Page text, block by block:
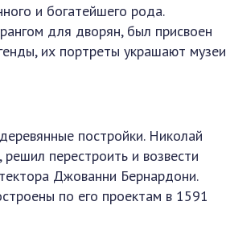
и богатейшего рода.
для дворян, был присвоен
их портреты украшают музеи
постройки. Николай
перестроить и возвести
Джованни Бернардони.
по его проектам в 1591